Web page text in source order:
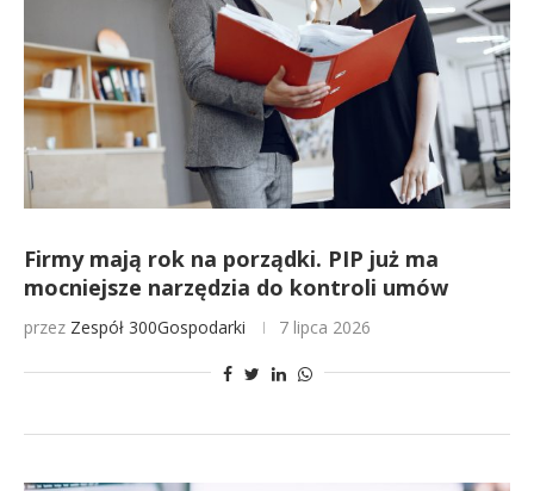
Firmy mają rok na porządki. PIP już ma
mocniejsze narzędzia do kontroli umów
przez Zespół 300Gospodarki 7 lipca 2026